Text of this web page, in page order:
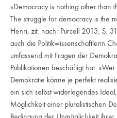
»Democracy is nothing other than
The struggle for democracy is the
Henri, zit. nach: Purcell 2013, S.
auch die Politikwissenschaftlerin
umfassend mit Fragen der
Publikationen beschäftigt hat:
Demokratie könne je perfekt
ein sich selbst widerlegendes
Möglichkeit einer pluralistischen